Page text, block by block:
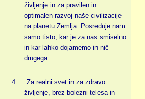
življenje in za pravilen in
optimalen razvoj naše civilizacije
na planetu Zemlja. Posreduje nam
samo tisto, kar je za nas smiselno
in kar lahko dojamemo in nič
drugega.
4.
Za realni svet in za zdravo
življenje, brez bolezni telesa in